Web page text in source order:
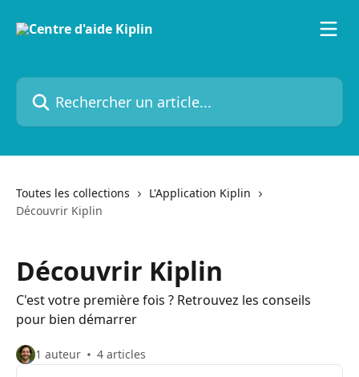
Rechercher un article...
Toutes les collections
L'Application Kiplin
Découvrir Kiplin
Découvrir Kiplin
C'est votre première fois ? Retrouvez les conseils
pour bien démarrer
1 auteur 4 articles